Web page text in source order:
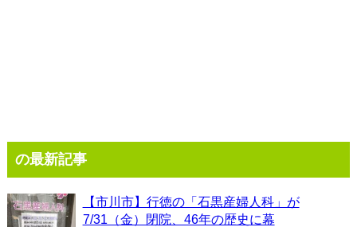
の最新記事
【市川市】行徳の「石黒産婦人科」が
7/31（金）閉院、46年の歴史に幕